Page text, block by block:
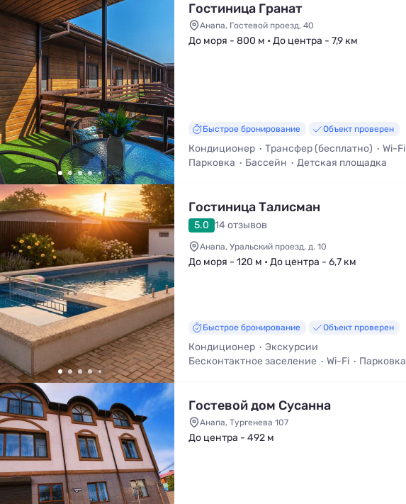
Гостиница Гранат
Анапа, Гостевой проезд, 40
До моря - 800 м • До центра - 7,9 км
Быстрое бронирование Объект проверен
Кондиционер Трансфер (бесплатно)
Wi-Fi
Парковка
Бассейн
Детская площадка
Гостиница Талисман
5.0 14 отзывов
Анапа, Уральский проезд, д. 10
До моря - 120 м • До центра - 6,7 км
Быстрое бронирование Объект проверен
Кондиционер
Экскурсии
Бесконтактное заселение
Wi-Fi
Парковка
Гостевой дом Сусанна
Анапа, Тургенева 107
До центра - 492 м